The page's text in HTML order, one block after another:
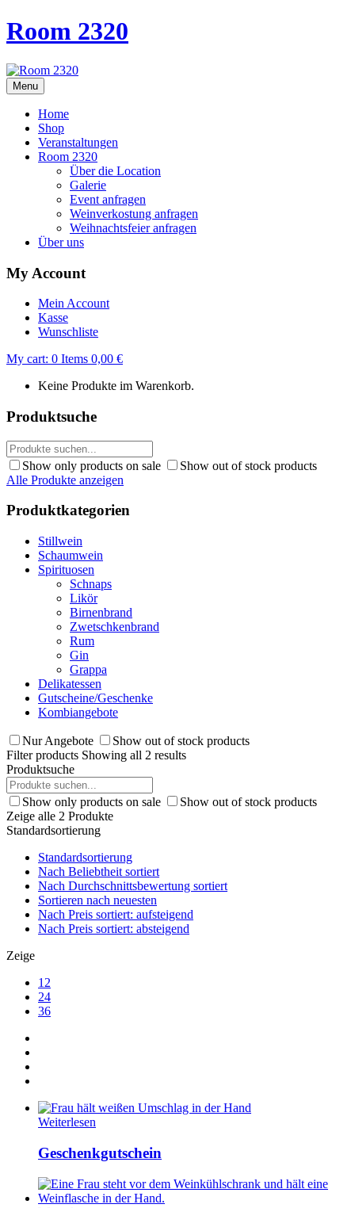
Room 2320
Menu
Home
Shop
Veranstaltungen
Room 2320
Über die Location
Galerie
Event anfragen
Weinverkostung anfragen
Weihnachtsfeier anfragen
Über uns
My Account
Mein Account
Kasse
Wunschliste
My cart: 0 Items 0,00 €
Keine Produkte im Warenkorb.
Produktsuche
Show only products on sale
Show out of stock products
Alle Produkte anzeigen
Produktkategorien
Stillwein
Schaumwein
Spirituosen
Schnaps
Likör
Birnenbrand
Zwetschkenbrand
Rum
Gin
Grappa
Delikatessen
Gutscheine/Geschenke
Kombiangebote
Nur Angebote
Show out of stock products
Filter products Showing all 2 results
Produktsuche
Show only products on sale
Show out of stock products
Zeige alle 2 Produkte
Standardsortierung
Standardsortierung
Nach Beliebtheit sortiert
Nach Durchschnittsbewertung sortiert
Sortieren nach neuesten
Nach Preis sortiert: aufsteigend
Nach Preis sortiert: absteigend
Zeige
12
24
36
Weiterlesen
Geschenkgutschein